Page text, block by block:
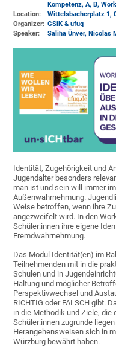
Kompetenz, A, B,
Location:
Wittelsbacherplatz 1,
Organizer: GSiK & ufuq
Speaker:
Saliha Ünver, Nicolas
Identität, Zugehörigkeit und
Jugendalter besonders
man ist und sein will immer
Außenwahrnehmung.
Weise betroffen, wenn ihre
angezweifelt wird. In den
Schüler:innen ihre eigene
Fremdwahrnehmung.
Das Modul Identität(en) im
Teilnehmenden mit in die
Schulen und in
Haltung und möglicher
Perspektivwechsel und
RICHTIG oder FALSCH gibt.
in die Methodik und Ziele,
Schüler:innen zugrunde
Herangehensweisen sich in
Würzburg bewährt haben.